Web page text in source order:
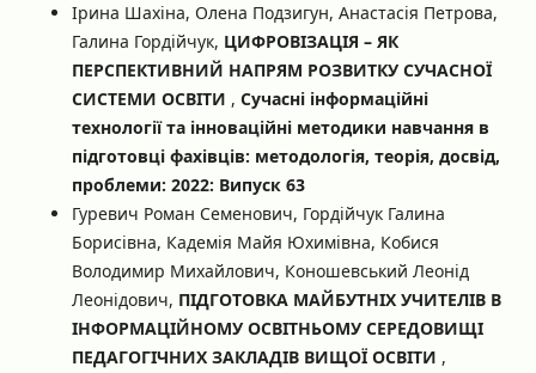
Ірина Шахіна, Олена Подзигун, Анастасія Петрова,
Галина Гордійчук, ЦИФРОВІЗАЦІЯ – ЯК
ПЕРСПЕКТИВНИЙ НАПРЯМ РОЗВИТКУ СУЧАСНОЇ
СИСТЕМИ ОСВІТИ , Сучасні інформаційні
технології та інноваційні методики навчання в
підготовці фахівців: методологія, теорія, досвід,
проблеми: 2022: Випуск 63
Гуревич Роман Семенович, Гордійчук Галина
Борисівна, Кадемія Майя Юхимівна, Кобися
Володимир Михайлович, Коношевський Леонід
Леонідович, ПІДГОТОВКА МАЙБУТНІХ УЧИТЕЛІВ В
ІНФОРМАЦІЙНОМУ ОСВІТНЬОМУ СЕРЕДОВИЩІ
ПЕДАГОГІЧНИХ ЗАКЛАДІВ ВИЩОЇ ОСВІТИ ,